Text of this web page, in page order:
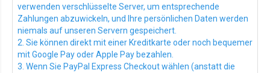
verwenden verschlüsselte Server, um entsprechende
Zahlungen abzuwickeln, und Ihre persönlichen Daten werden
niemals auf unseren Servern gespeichert.
2. Sie können direkt mit einer Kreditkarte oder noch bequemer
mit Google Pay oder Apple Pay bezahlen.
3. Wenn Sie PayPal Express Checkout wählen (anstatt die